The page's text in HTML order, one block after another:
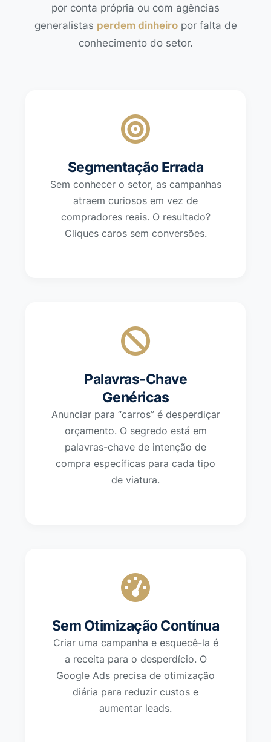
por conta própria ou com agências
generalistas perdem dinheiropor falta de
conhecimento do setor.
Segmentação Errada
Sem conhecer o setor, as campanhas
atraem curiosos em vez de
compradores reais. O resultado?
Cliques caros sem conversões.
Palavras-Chave
Genéricas
Anunciar para “carros” é desperdiçar
orçamento. O segredo está em
palavras-chave de intenção de
compra específicas para cada tipo
de viatura.
Sem Otimização Contínua
Criar uma campanha e esquecê-la é
a receita para o desperdício. O
Google Ads precisa de otimização
diária para reduzir custos e
aumentar leads.